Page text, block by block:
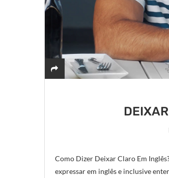
Como Dizer Deixar Claro Em
expressar em inglês e inclusive